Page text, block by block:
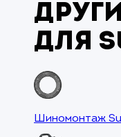
для
Шиномонтаж